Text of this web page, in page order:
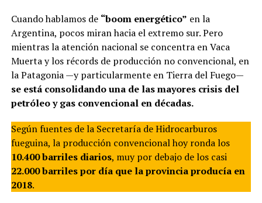
Cuando hablamos de “boom energético” en la
Argentina, pocos miran hacia el extremo sur. Pero
mientras la atención nacional se concentra en Vaca
Muerta y los récords de producción no convencional, en
la Patagonia —y particularmente en Tierra del Fuego—
se está consolidando una de las mayores crisis del
petróleo y gas convencional en décadas.
Según fuentes de la Secretaría de Hidrocarburos
fueguina, la producción convencional hoy ronda los
10.400 barriles diarios, muy por debajo de los casi
22.000 barriles por día que la provincia producía en
2018.